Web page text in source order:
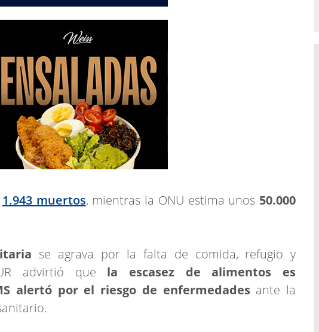
1.943 muertos, mientras la ONU estima unos 50.000
se agrava por la falta de comida, refugio y
advirtió que la escasez de alimentos es
alertó por el riesgo de enfermedadesante la